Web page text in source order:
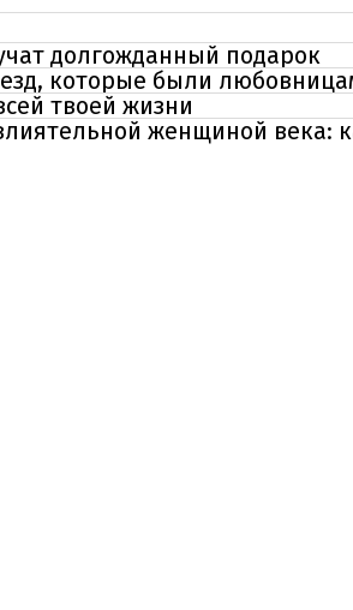
долгожданный подарок
которые были
твоей жизни
женщиной века: